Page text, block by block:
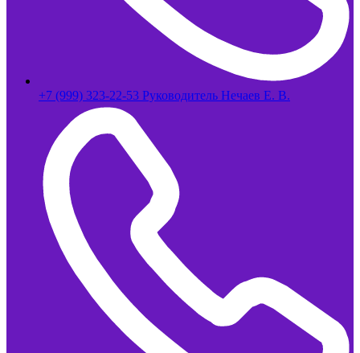
+7 (999) 323-22-53 Руководитель Нечаев Е. В.